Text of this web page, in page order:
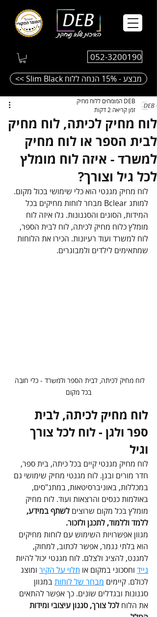
052-3200190
<< Slim Black מבצע - 15% הנחה ללוח
לוח מחיק לכיתה, לוח מחיק
לבית הספר או לוח מחיק
למשרד - איזה לוח מומלץ
לכל גיל וצורך?
DEB המומחים ללוח מחיק
זמן קריאה 2 דקות
לוח מחיק מגנטי הוא כלי שימושי בכול מקום.
למותג Bclear מבחר לוחות מחיקים בכל
המידות, הסוגים והסגנונות. גלו איזה לוח
מומלץ כלוח מחיק לכיתה, לוח לבית הספר,
לוח למשרד ועוד רעיונות. הכירו את הלוחות
שמתאימים לילדים ולמבוגרים.
לוח מחיק לכיתה, לבית הספר ולמשרד - כלי חובה
בכל מקום
לוח מחיק לכיתה, לבית
ספר ולגן - לוח לכל צורך
וגיל
לוח מחיק מגנטי קיים בכל כיתה, בית ספר,
חדר מורים ובגן. לוח מגנטי מחיק שימושי גם
במכללות, באוניברסיטאות, במתנ"סים,
באולמות כנסים והרצאות ועוד. לוח מחיק
מומלץ בכל מקום שרוצים לשתף במידע,
ללמד וללמוד, לתכנן ולזכור.
מגוון אפשרויות השימוש עם לוחות מחיקים
הוא בלתי נגמר, אפשר לכתוב, למחוק,
למגנט, להציג ולצלם. לוח מגנטי יכול להיות
נייד וחסכוני במקום או תלוי על הקיר ומוצג
לכולם. קיימים מבחר של לוחות במגוון
סגנונות ובגדלים שונים. כך אפשר להתאים
את הלוח לכל צורך, סגנון עיצובי ומידות